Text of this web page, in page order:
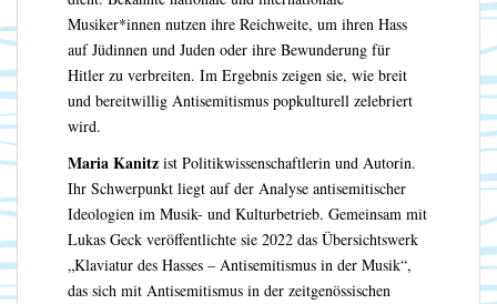
Musiker*innen nutzen ihre Reichweite, um ihren Hass
auf Jüdinnen und Juden oder ihre Bewunderung für
Hitler zu verbreiten. Im Ergebnis zeigen sie, wie breit
und bereitwillig Antisemitismus popkulturell zelebriert
wird.
Maria Kanitz ist Politikwissenschaftlerin und Autorin.
Ihr Schwerpunkt liegt auf der Analyse antisemitischer
Ideologien im Musik- und Kulturbetrieb. Gemeinsam mit
Lukas Geck veröffentlichte sie 2022 das Übersichtswerk
„Klaviatur des Hasses – Antisemitismus in der Musik“,
das sich mit Antisemitismus in der zeitgenössischen